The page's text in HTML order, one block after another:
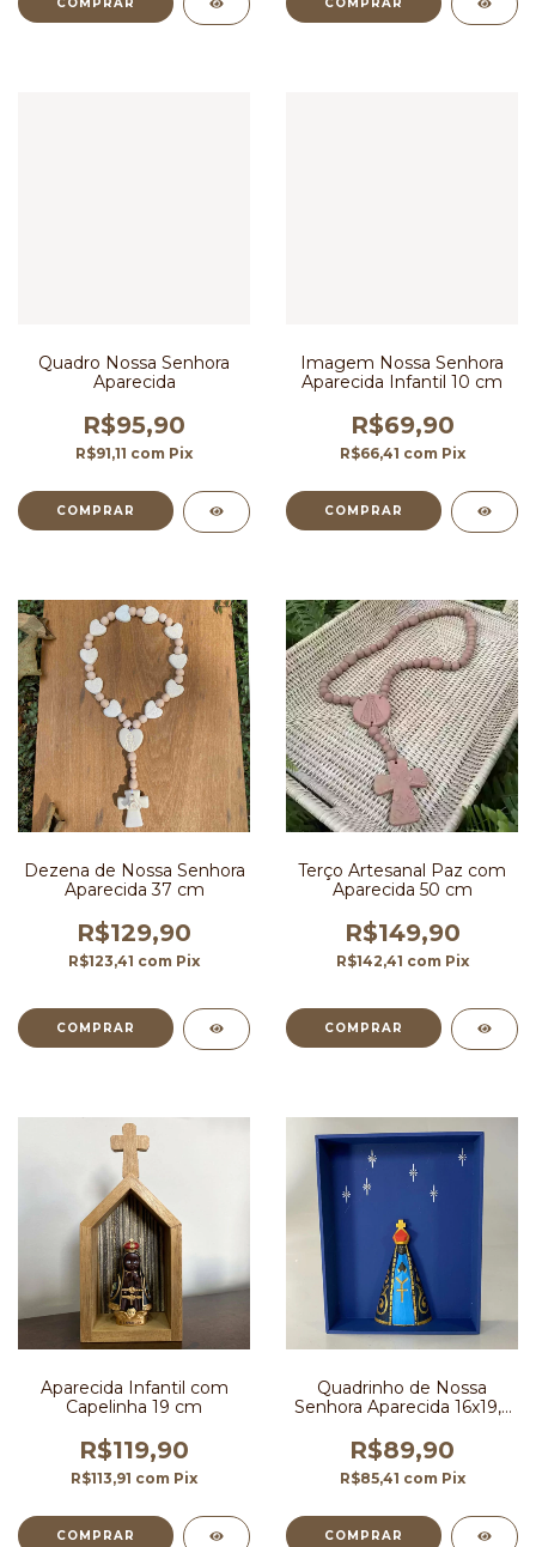
Quadro Nossa Senhora
Aparecida
R$95,90
R$91,11 com Pix
Imagem Nossa Senhora
Aparecida Infantil 10 cm
R$69,90
R$66,41 com Pix
Dezena de Nossa Senhora
Aparecida 37 cm
R$129,90
R$123,41 com Pix
Terço Artesanal Paz com
Aparecida 50 cm
R$149,90
R$142,41 com Pix
Aparecida Infantil com
Capelinha 19 cm
R$119,90
R$113,91 com Pix
Quadrinho de Nossa
Senhora Aparecida 16x19,5
R$89,90
R$85,41 com Pix